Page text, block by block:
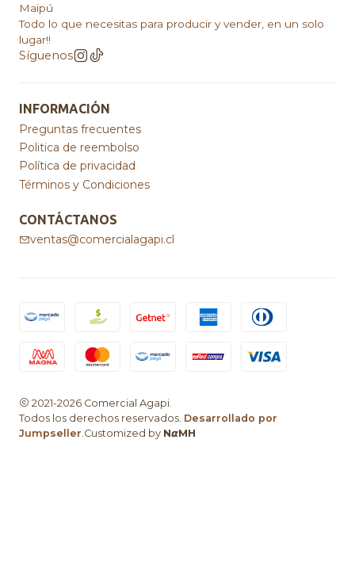
Maipú
Todo lo que necesitas para producir y vender, en un solo
lugar!!
Síguenos
INFORMACIÓN
Preguntas frecuentes
Politica de reembolso
Política de privacidad
Términos y Condiciones
CONTÁCTANOS
ventas@comercialagapi.cl
2021-2026 Comercial Agapi.
Todos los derechos reservados. Desarrollado por
Jumpseller.Customized by N𝞪MH